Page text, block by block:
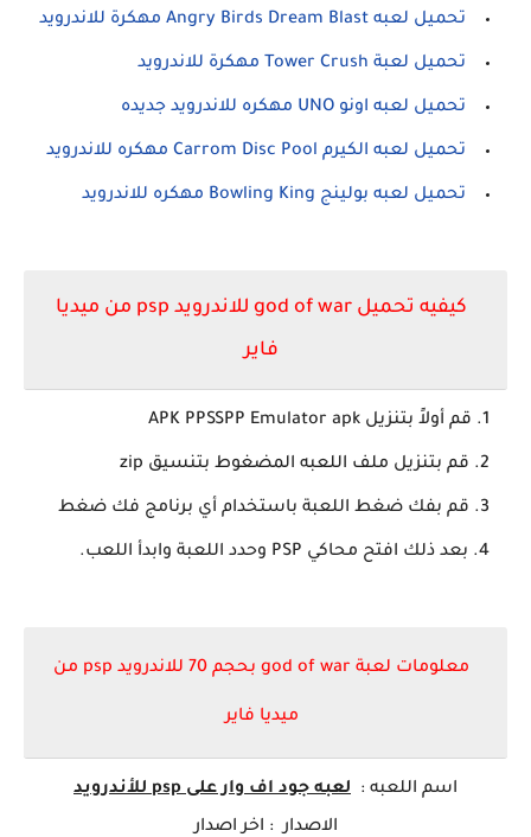
تحميل لعبه Angry Birds Dream Blast مهكرة للاندرويد
تحميل لعبة Tower Crush مهكرة للاندرويد
تحميل لعبه اونو UNO مهكره للاندرويد جديده
تحميل لعبه الكيرم Carrom Disc Pool مهكره للاندرويد
تحميل لعبه بولينج Bowling King مهكره للاندرويد
كيفيه تحميل
god of war للاندرويد psp من ميديا
فاير
قم أولاً بتنزيل APK PPSSPP Emulator apk
قم بتنزيل ملف اللعبه المضغوط بتنسيق zip
قم بفك ضغط اللعبة باستخدام أي برنامج فك ضغط
بعد ذلك افتح محاكي PSP وحدد اللعبة وابدأ اللعب.
معلومات لعبة god of war بحجم 70 للاندرويد psp من
ميديا فاير
اسم اللعبه : لعبه جود اف وار على psp للأندرويد
الاصدار : اخر اصدار